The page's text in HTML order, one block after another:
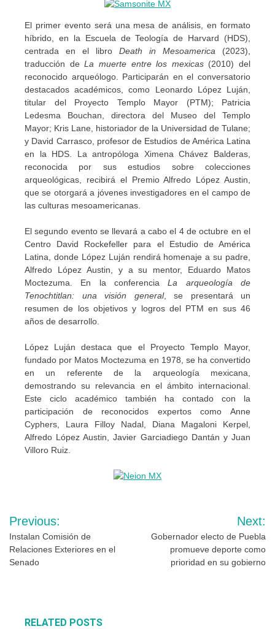
El primer evento será una mesa de análisis, en formato
híbrido, en la Escuela de Teología de Harvard (HDS),
centrada en el libro Death in Mesoamerica (2023),
traducción deLa muerte entre los mexicas(2010) del
reconocido arqueólogo. Participarán en el conversatorio
destacados académicos, como Leonardo López Luján,
titular del Proyecto Templo Mayor (PTM); Patricia
Ledesma Bouchan, directora del Museo del Templo
Mayor; Kris Lane, historiador de la Universidad de Tulane;
y David Carrasco, profesor de Estudios de América Latina
en la HDS. La antropóloga Ximena Chávez Balderas,
reconocida por sus estudios sobre colecciones
arqueológicas, recibirá el Premio Alfredo López Austin,
que se otorgará a jóvenes investigadores en el campo de
las culturas mesoamericanas.
El segundo evento se llevará a cabo el 4 de octubre en el
Centro David Rockefeller para el Estudio de América
Latina, donde López Luján rendirá homenaje a su padre,
Alfredo López Austin, y a su mentor, Eduardo Matos
Moctezuma. En la conferenciaLa arqueología de
Tenochtitlan: una visión general, se presentará un
resumen de los objetivos y logros del PTM en sus 46
años de desarrollo.
López Luján destaca que el Proyecto Templo Mayor,
fundado por Matos Moctezuma en 1978, se ha convertido
en un referente de la arqueología mexicana,
demostrando su relevancia en el ámbito internacional.
Este ciclo académico también ha contado con la
participación de reconocidos expertos como Anne
Cyphers, Laura Filloy Nadal, Diana Magaloni Kerpel,
Alfredo López Austin, Javier Garciadiego Dantán y Juan
Villoro Ruiz.
Navegación
de
entradas
Previous:
Instalan Comisión de
Relaciones Exteriores en el
Senado
Next:
Gobernador electo de Puebla
promueve deporte como
prioridad en su gobierno
RELATED POSTS